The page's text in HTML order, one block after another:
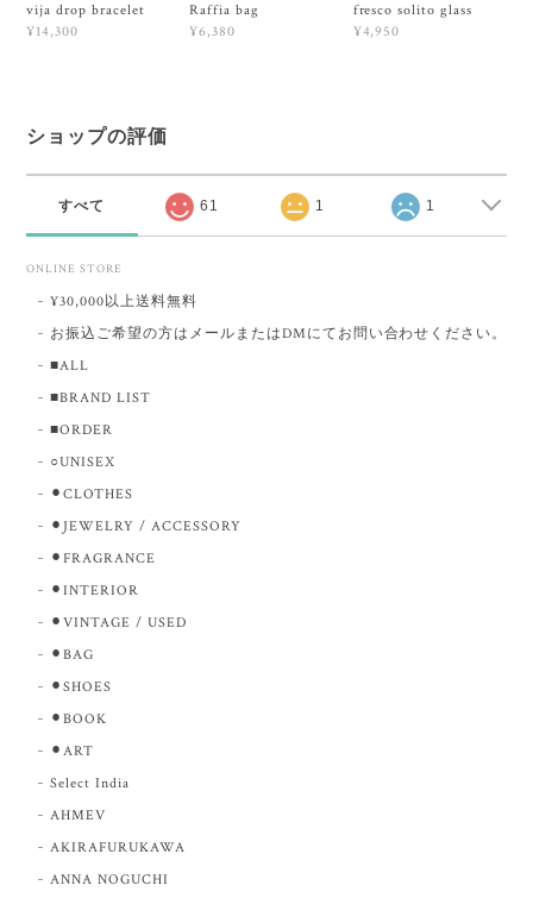
vija drop bracelet
¥14,300
Raffia bag
¥6,380
fresco solito glass
¥4,950
ショップの評価
すべて 61 1 1
ONLINE STORE
¥30,000以上送料無料
お振込ご希望の方はメールまたはDMにてお問い合わせください。
■ALL
■BRAND LIST
■ORDER
○UNISEX
⚫︎CLOTHES
⚫︎JEWELRY / ACCESSORY
⚫︎FRAGRANCE
⚫︎INTERIOR
⚫︎VINTAGE / USED
⚫︎BAG
⚫︎SHOES
⚫︎BOOK
⚫︎ART
Select India
AHMEV
AKIRAFURUKAWA
ANNA NOGUCHI